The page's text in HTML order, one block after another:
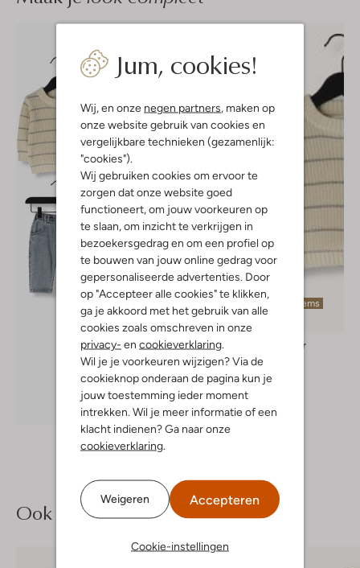
Jum, cookies!
Wij, en onze negen partners , maken op
onze website gebruik van cookies en
vergelijkbare technieken (gezamenlijk:
"cookies").
Wij gebruiken cookies om ervoor te
zorgen dat onze website goed
functioneert, om jouw voorkeuren op
te slaan, om inzicht te verkrijgen in
bezoekersgedrag en om een profiel op
te bouwen van jouw online gedrag voor
gepersonaliseerde advertenties. Door
op "Accepteer alle cookies" te klikken,
ga je akkoord met het gebruik van alle
cookies zoals omschreven in onze
privacy- en cookieverklaring
Wil je je voorkeuren wijzigen? Via de
cookieknop onderaan de pagina kun je
jouw toestemming ieder moment
intrekken. Wil je meer informatie of een
klacht indienen? Ga naar onze
cookieverklaring
Weigeren Accepteren
Cookie-instellingen
Ontdek de look
Laatste items
Lil' Atelier
Trui
€ 29,99
Ook iets voor jou?